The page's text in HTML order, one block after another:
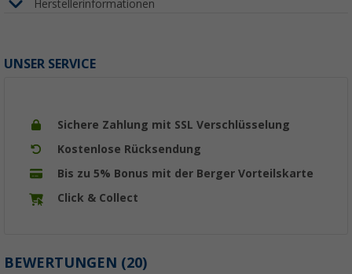
Herstellerinformationen
UNSER SERVICE
Sichere Zahlung mit SSL Verschlüsselung
Kostenlose Rücksendung
Bis zu 5% Bonus mit der Berger Vorteilskarte
Click & Collect
BEWERTUNGEN (20)